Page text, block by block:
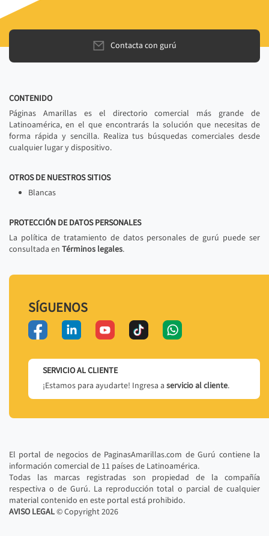
Contacta con gurú
CONTENIDO
Páginas Amarillas es el directorio comercial más grande de
Latinoamérica, en el que encontrarás la solución que necesitas de
forma rápida y sencilla. Realiza tus búsquedas comerciales desde
cualquier lugar y dispositivo.
OTROS DE NUESTROS SITIOS
Blancas
PROTECCIÓN DE DATOS PERSONALES
La política de tratamiento de datos personales de gurú puede ser
consultada en Términos legales.
SÍGUENOS
SERVICIO AL CLIENTE
¡Estamos para ayudarte! Ingresa a servicio al cliente.
El portal de negocios de PaginasAmarillas.com de Gurú contiene la
información comercial de 11 países de Latinoamérica.
Todas las marcas registradas son propiedad de la compañía
respectiva o de Gurú. La reproducción total o parcial de cualquier
material contenido en este portal está prohibido.
AVISO LEGAL© Copyright2026